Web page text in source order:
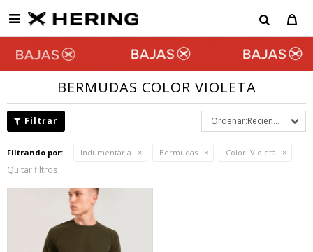

BERMUDAS COLOR VIOLETA
Recientes
Filtrando por: Indumentaria Bermudas Color: Violeta
Quitar filtros